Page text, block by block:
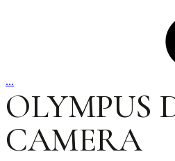
…
OLYMPUS
CAMERA